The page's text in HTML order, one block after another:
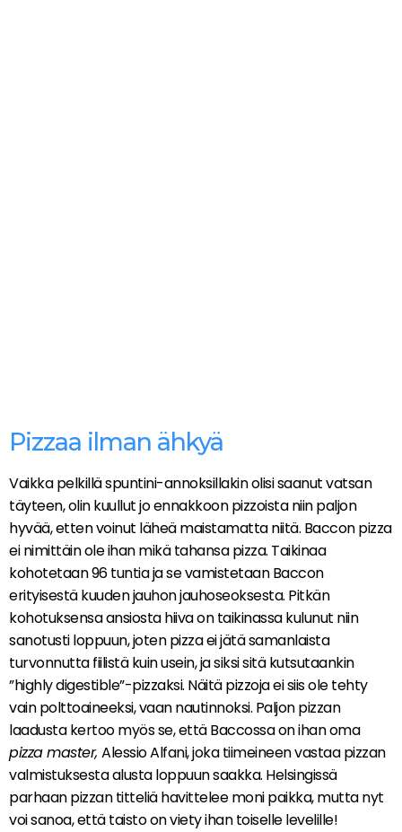
Pizzaa ilman ähkyä
Vaikka pelkillä spuntini-annoksillakin olisi saanut vatsan
täyteen, olin kuullut jo ennakkoon pizzoista niin paljon
hyvää, etten voinut läheä maistamatta niitä. Baccon pizza
ei nimittäin ole ihan mikä tahansa pizza. Taikinaa
kohotetaan 96 tuntia ja se vamistetaan Baccon
erityisestä kuuden jauhon jauhoseoksesta. Pitkän
kohotuksensa ansiosta hiiva on taikinassa kulunut niin
sanotusti loppuun, joten pizza ei jätä samanlaista
turvonnutta fiilistä kuin usein, ja siksi sitä kutsutaankin
”highly digestible”-pizzaksi. Näitä pizzoja ei siis ole tehty
vain polttoaineeksi, vaan nautinnoksi. Paljon pizzan
laadusta kertoo myös se, että Baccossa on ihan oma
pizza master, Alessio Alfani, joka tiimeineen vastaa pizzan
valmistuksesta alusta loppuun saakka. Helsingissä
parhaan pizzan titteliä havittelee moni paikka, mutta nyt
voi sanoa, että taisto on viety ihan toiselle levelille!